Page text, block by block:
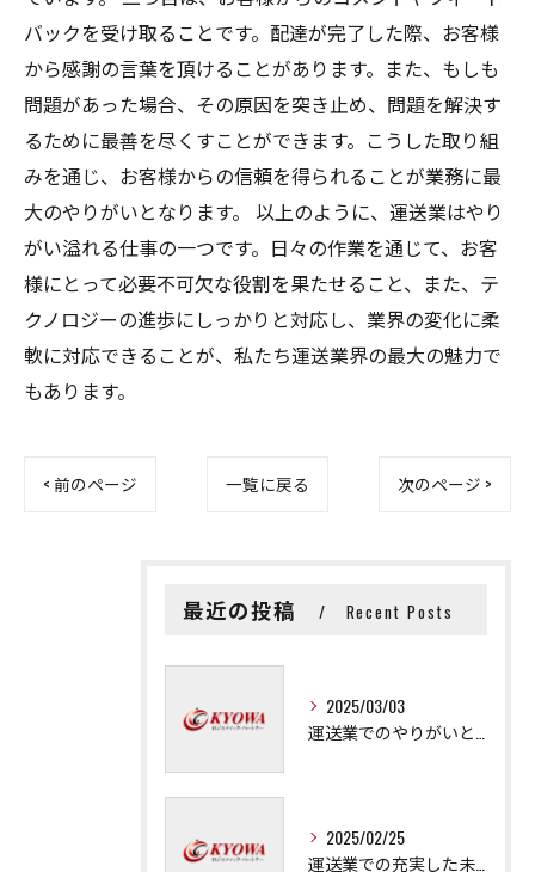
バックを受け取ることです。配達が完了した際、お客様
から感謝の言葉を頂けることがあります。また、もしも
問題があった場合、その原因を突き止め、問題を解決す
るために最善を尽くすことができます。こうした取り組
みを通じ、お客様からの信頼を得られることが業務に最
大のやりがいとなります。 以上のように、運送業はやり
がい溢れる仕事の一つです。日々の作業を通じて、お客
様にとって必要不可欠な役割を果たせること、また、テ
クノロジーの進歩にしっかりと対応し、業界の変化に柔
軟に対応できることが、私たち運送業界の最大の魅力で
もあります。
< 前のページ 一覧に戻る 次のページ >
最近の投稿 Recent Posts
2025/03/03
2025/02/25